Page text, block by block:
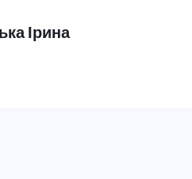
Ірина